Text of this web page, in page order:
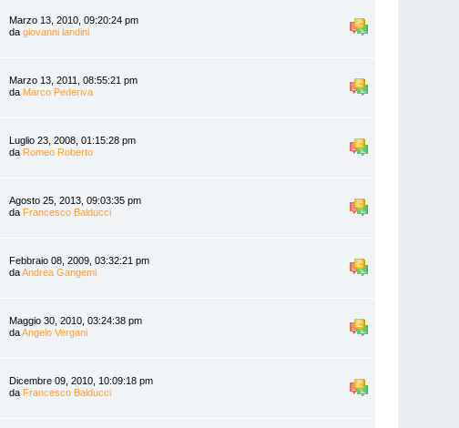
Marzo 13, 2010, 09:20:24 pm
dagiovanni landini
Marzo 13, 2011, 08:55:21 pm
da Marco Pederiva
Luglio 23, 2008, 01:15:28 pm
da Romeo Roberto
Agosto 25, 2013, 09:03:35 pm
da Francesco Balducci
Febbraio 08, 2009, 03:32:21 pm
daAndrea Gangemi
Maggio 30, 2010, 03:24:38 pm
daAngelo Vergani
Dicembre 09, 2010, 10:09:18 pm
da Francesco Balducci